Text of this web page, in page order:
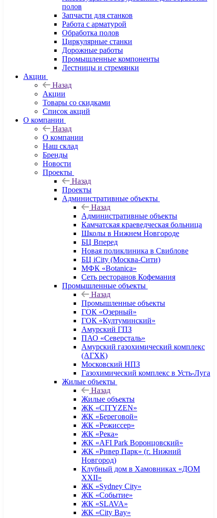
полов
Запчасти для станков
Работа с арматурой
Обработка полов
Циркулярные станки
Дорожные работы
Промышленные компоненты
Лестницы и стремянки
Акции
Назад
Акции
Товары со скидками
Список акций
О компании
Назад
О компании
Наш склад
Бренды
Новости
Проекты
Назад
Проекты
Административные объекты
Назад
Административные объекты
Камчатская краеведческая больница
Школы в Нижнем Новгороде
БЦ Вперед
Новая поликлиника в Свиблове
БЦ iCity (Москва-Сити)
МФК «Botanica»
Сеть ресторанов Кофемания
Промышленные объекты
Назад
Промышленные объекты
ГОК «Озерный»
ГОК «Култуминский»
Амурский ГПЗ
ПАО «Северсталь»
Амурский газохимический комплекс
(АГХК)
Московский НПЗ
Газохимический комплекс в Усть-Луга
Жилые объекты
Назад
Жилые объекты
ЖК «CITYZEN»
ЖК «Береговой»
ЖК «Режиссер»
ЖК «Река»
ЖК «AFI Park Воронцовский»
ЖК «Ривер Парк» (г. Нижний
Новгород)
Клубный дом в Хамовниках «ДОМ
XXII»
ЖК «Sydney City»
ЖК «Событие»
ЖК «SLAVA»
ЖК «City Bay»